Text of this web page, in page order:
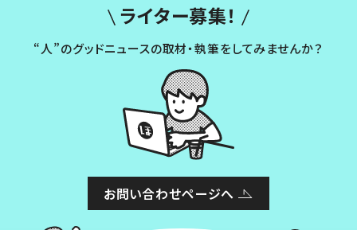
ライター募集！
“人”のグッドニュースの取材・執筆をしてみませんか？
お問い合わせページへ